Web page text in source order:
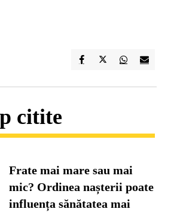
citite
Frate mai mare sau mai
mic? Ordinea nașterii poate
influența sănătatea mai